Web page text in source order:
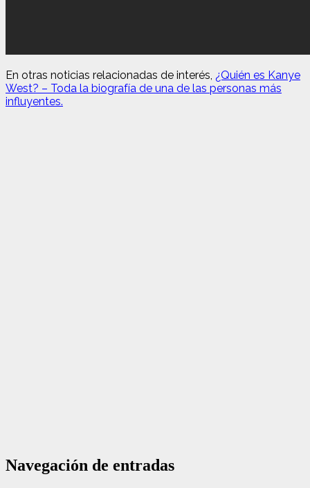
En otras noticias relacionadas de interés, ¿Quién es Kanye
West? – Toda la biografía de una de las personas más
influyentes.
Navegación de entradas